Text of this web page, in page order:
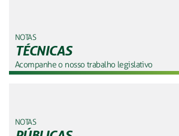
NOTAS
TÉCNICAS
Acompanhe o nosso trabalho legislativo
NOTAS